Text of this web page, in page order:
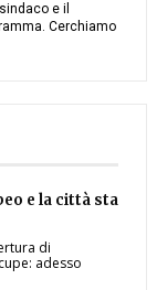
e il
Cerchiamo
e la città sta
di
adesso